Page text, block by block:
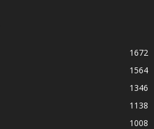
1672
1564
1346
1138
1008